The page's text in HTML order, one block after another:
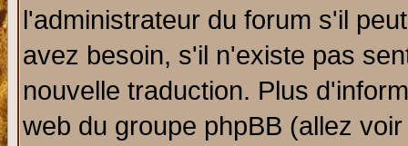
l'administrateur du forum s'il
avez besoin, s'il n'existe pas
nouvelle traduction. Plus
web du groupe phpBB (allez